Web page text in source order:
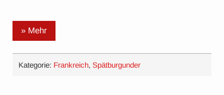
» Mehr
Kategorie: Frankreich,Spätburgunder